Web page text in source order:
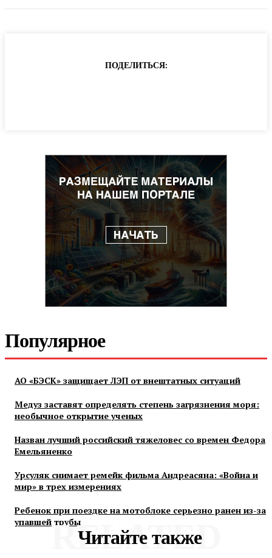
ПОДЕЛИТЬСЯ:
Популярное
АО «БЭСК» защищает ЛЭП от внештатных ситуаций
Медуз заставят определять степень загрязнения моря:
необычное открытие ученых
Назван лучший российский тяжеловес со времен Федора
Емельяненко
Урсуляк снимает ремейк фильма Андреасяна: «Война и
мир» в трех измерениях
Ребенок при поездке на мотоблоке серьезно ранен из-за
упавшей трубы
Читайте также
RELATED